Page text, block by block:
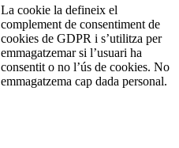
La cookie la defineix el
complement de consentiment de
cookies de GDPR i s’utilitza per
emmagatzemar si l’usuari ha
consentit o no l’ús de cookies. No
emmagatzema cap dada personal.